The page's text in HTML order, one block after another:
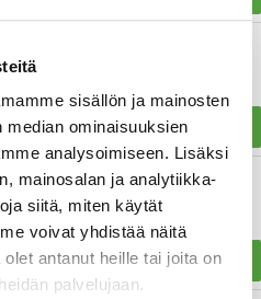
sisällön ja mainosten
median ominaisuuksien
analysoimiseen. Lisäksi
mainosalan ja analytiikka-
siitä, miten käytät
voivat yhdistää näitä
antanut heille tai joita on
palvelujaan.
Noval 500 vetolaatikoilla
€
Noval 600 valkoinen
€ OSTA